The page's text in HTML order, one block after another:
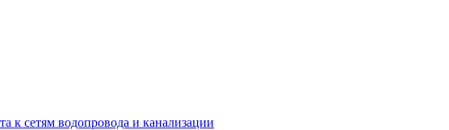
к сетям водопровода и канализации